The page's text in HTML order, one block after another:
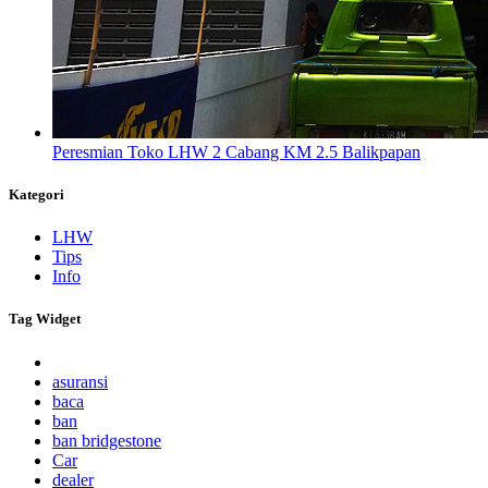
Peresmian Toko LHW 2 Cabang KM 2.5 Balikpapan
Kategori
LHW
Tips
Info
Tag Widget
asuransi
baca
ban
ban bridgestone
Car
dealer